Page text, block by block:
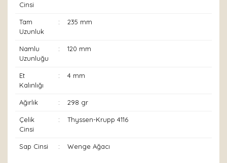
Cinsi
Tam
Uzunluk
: 235 mm
Namlu
Uzunluğu
: 120 mm
Et
Kalınlığı
: 4 mm
Ağırlık : 298 gr
Çelik
Cinsi
: Thyssen-Krupp 4116
Sap Cinsi : Wenge Ağacı